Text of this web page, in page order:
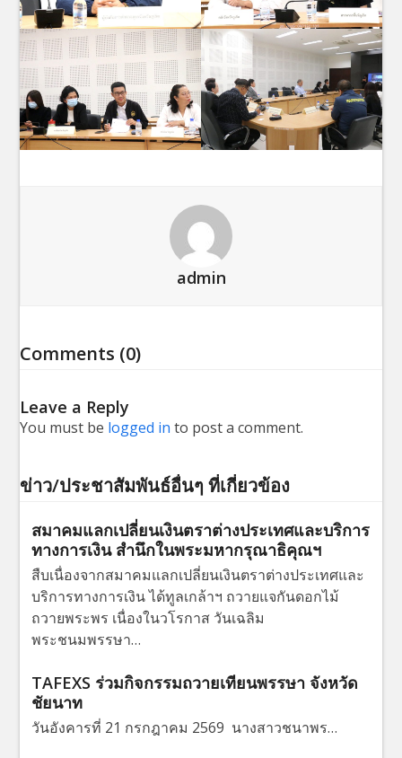
admin
Comments (0)
Leave a Reply
You must be logged in to post a comment.
ข่าว/ประชาสัมพันธ์อื่นๆ ที่เกี่ยวข้อง
สมาคมแลกเปลี่ยนเงินตราต่างประเทศและบริการ
ทางการเงิน สำนึกในพระมหากรุณาธิคุณฯ
สืบเนื่องจากสมาคมแลกเปลี่ยนเงินตราต่างประเทศและ
บริการทางการเงิน ได้ทูลเกล้าฯ ถวายแจกันดอกไม้
ถวายพระพร เนื่องในวโรกาส วันเฉลิม
พระชนมพรรษา…
TAFEXS ร่วมกิจกรรมถวายเทียนพรรษา จังหวัด
ชัยนาท
วันอังคารที่ 21 กรกฎาคม 2569 นางสาวชนาพร…